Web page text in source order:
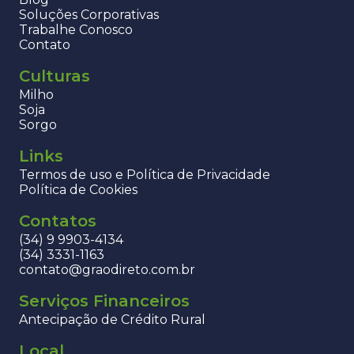
Soluções Corporativas
Trabalhe Conosco
Contato
Culturas
Milho
Soja
Sorgo
Links
Termos de uso e Política de Privacidade
Política de Cookies
Contatos
(34) 9 9903-4134
(34) 3331-1163
contato@graodireto.com.br
Serviços Financeiros
Antecipação de Crédito Rural